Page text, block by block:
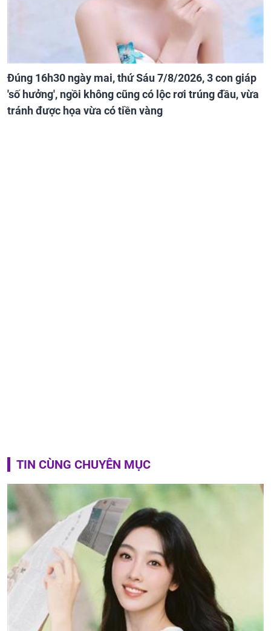
Đúng 16h30 ngày mai, thứ Sáu 7/8/2026, 3 con giáp
'số hưởng', ngồi không cũng có lộc rơi trúng đầu, vừa
tránh được họa vừa có tiền vàng
TIN CÙNG CHUYÊN MỤC